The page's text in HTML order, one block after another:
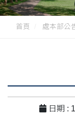
首頁 處本部公
日期 :